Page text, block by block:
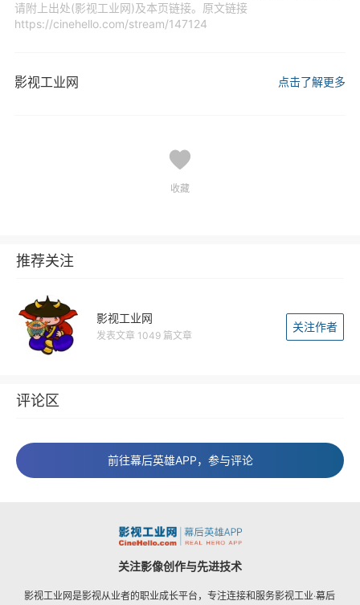
请附上出处(影视工业网)及本页链接。原文链接
https://cinehello.com/stream/147124
影视工业网 点击了解更多
收藏
推荐关注
影视工业网
发表文章 1049 篇文章
关注作者
评论区
前往幕后英雄APP，参与评论
关注影像创作与先进技术
影视工业网是影视从业者的职业成长平台，专注连接和服务影视工业·幕后